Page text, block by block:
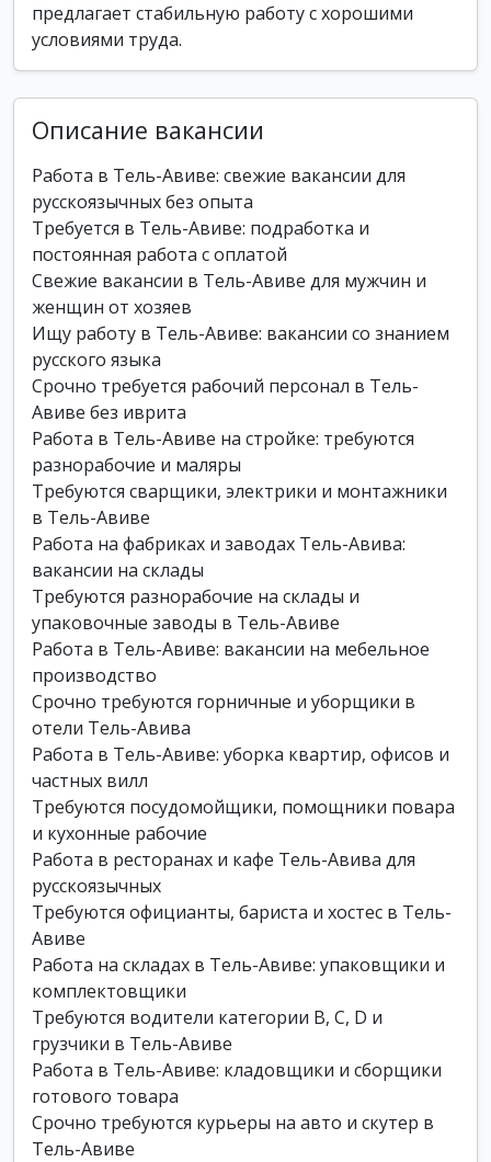
предлагает стабильную работу с хорошими
условиями труда.
Описание вакансии
Работа в Тель-Авиве: свежие вакансии для
русскоязычных без опыта
Требуется в Тель-Авиве: подработка и
постоянная работа с оплатой
Свежие вакансии в Тель-Авиве для мужчин и
женщин от хозяев
Ищу работу в Тель-Авиве: вакансии со знанием
русского языка
Срочно требуется рабочий персонал в Тель-
Авиве без иврита
Работа в Тель-Авиве на стройке: требуются
разнорабочие и маляры
Требуются сварщики, электрики и монтажники
в Тель-Авиве
Работа на фабриках и заводах Тель-Авива:
вакансии на склады
Требуются разнорабочие на склады и
упаковочные заводы в Тель-Авиве
Работа в Тель-Авиве: вакансии на мебельное
производство
Срочно требуются горничные и уборщики в
отели Тель-Авива
Работа в Тель-Авиве: уборка квартир, офисов и
частных вилл
Требуются посудомойщики, помощники повара
и кухонные рабочие
Работа в ресторанах и кафе Тель-Авива для
русскоязычных
Требуются официанты, бариста и хостес в Тель-
Авиве
Работа на складах в Тель-Авиве: упаковщики и
комплектовщики
Требуются водители категории B, C, D и
грузчики в Тель-Авиве
Работа в Тель-Авиве: кладовщики и сборщики
готового товара
Срочно требуются курьеры на авто и скутер в
Тель-Авиве